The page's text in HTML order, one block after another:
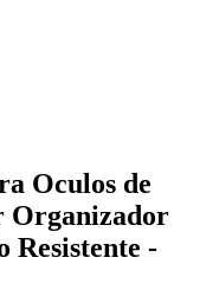
Oculos de
Organizador
Resistente -